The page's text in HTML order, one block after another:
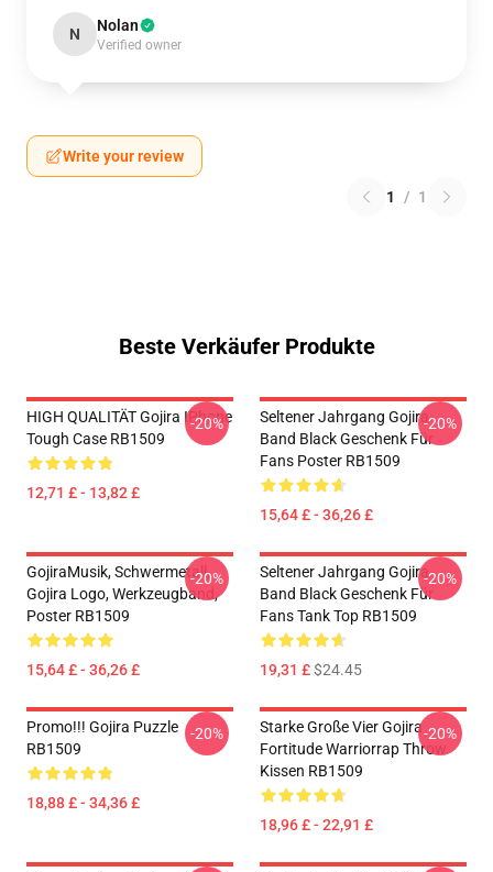
N Nolan
Verified owner
Write your review
1 / 1
Beste Verkäufer Produkte
HIGH QUALITÄT Gojira IPhone
Tough Case RB1509
12,71 £ - 13,82 £
-20%
Seltener Jahrgang Gojira
Band Black Geschenk Für
Fans Poster RB1509
15,64 £ - 36,26 £
-20%
GojiraMusik, Schwermetall,
Gojira Logo, Werkzeugband,
Poster RB1509
15,64 £ - 36,26 £
-20%
Seltener Jahrgang Gojira
Band Black Geschenk Für
Fans Tank Top RB1509
19,31 £$24.45
-20%
Promo!!! Gojira Puzzle
RB1509
18,88 £ - 34,36 £
-20%
Starke Große Vier Gojira
Fortitude Warriorrap Throw
Kissen RB1509
18,96 £ - 22,91 £
-20%